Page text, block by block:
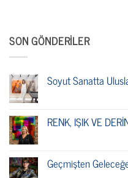
SON GÖNDERILER
Soyut Sanatta
RENK, IŞIK VE
Geçmişten